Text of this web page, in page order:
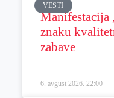
VESTI
Manifestacija
znaku
zabave
6. avgust 2026. 22:00